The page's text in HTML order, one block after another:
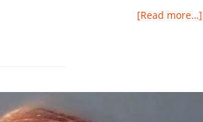
[Read more…]